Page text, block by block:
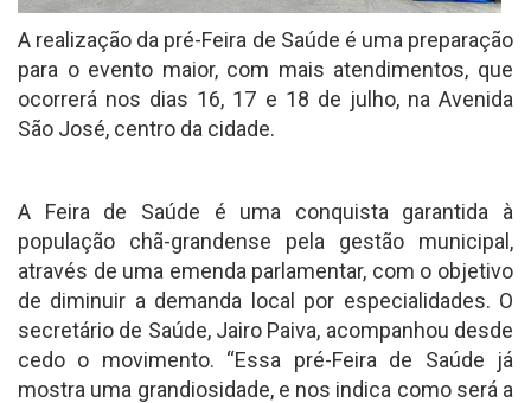
A realização da pré-Feira de Saúde é uma preparação
para o evento maior, com mais atendimentos, que
ocorrerá nos dias 16, 17 e 18 de julho, na Avenida
São José, centro da cidade.
A Feira de Saúde é uma conquista garantida à
população chã-grandense pela gestão municipal,
através de uma emenda parlamentar, com o objetivo
de diminuir a demanda local por especialidades. O
secretário de Saúde, Jairo Paiva, acompanhou desde
cedo o movimento. “Essa pré-Feira de Saúde já
mostra uma grandiosidade, e nos indica como será a